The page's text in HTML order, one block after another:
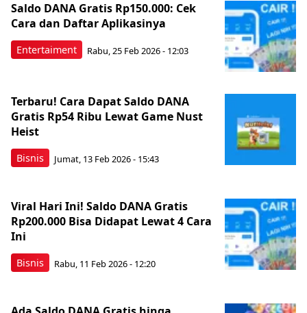
Entertaiment
Saldo DANA Gratis Rp150.000: Cek
Cara dan Daftar Aplikasinya
Rabu, 25 Feb 2026 - 12:03
Bisnis
Terbaru! Cara Dapat Saldo DANA
Gratis Rp54 Ribu Lewat Game Nust
Heist
Jumat, 13 Feb 2026 - 15:43
Bisnis
Viral Hari Ini! Saldo DANA Gratis
Rp200.000 Bisa Didapat Lewat 4 Cara
Ini
Rabu, 11 Feb 2026 - 12:20